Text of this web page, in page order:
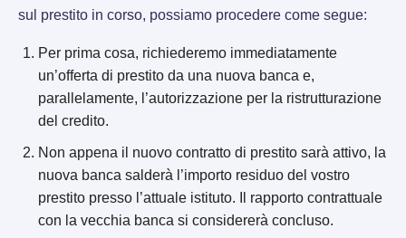
sul prestito in corso, possiamo procedere come segue:
Per prima cosa, richiederemo immediatamente
un’offerta di prestito da una nuova banca e,
parallelamente, l’autorizzazione per la ristrutturazione
del credito.
Non appena il nuovo contratto di prestito sarà attivo, la
nuova banca salderà l’importo residuo del vostro
prestito presso l’attuale istituto. Il rapporto contrattuale
con la vecchia banca si considererà concluso.